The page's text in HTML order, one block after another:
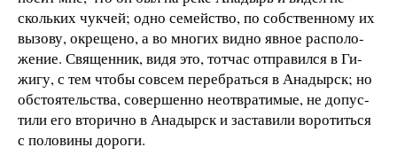
сколь­ких чук­чей; од­но се­мей­ст­во, по соб­ст­вен­но­му их
вы­зо­ву, ок­ре­ще­но, а во мно­гих вид­но яв­ное рас­по­ло­
же­ние. Свя­щен­ник, ви­дя это, тот­час от­пра­вил­ся в Ги­
жи­гу, с тем что­бы сов­сем пе­ре­брать­ся в Ана­дырск; но
об­сто­я­тель­ст­ва, со­вер­шен­но не­от­вра­ти­мые, не до­пу­с­
ти­ли его вто­рич­но в Ана­дырск и за­ста­ви­ли во­ро­тить­ся
с по­ло­ви­ны до­ро­ги.